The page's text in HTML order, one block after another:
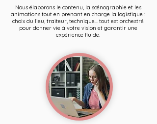
Nous élaborons le contenu, la scénographie et les
animations tout en prenant en charge la logistique :
choix du lieu, traiteur, technique... tout est orchestré
pour donner vie à votre vision et garantir une
expérience fluide.